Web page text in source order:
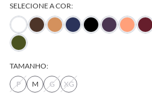
SELECIONE A COR:
TAMANHO:
P
M G XG